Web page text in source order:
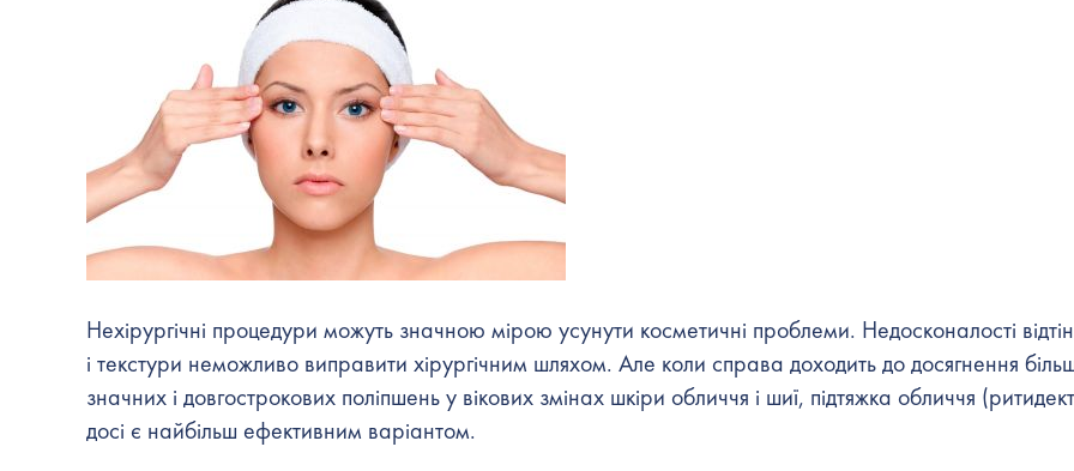
Нехірургічні процедури можуть значною мірою усунути косметичні проблеми. Недосконалості
і текстури неможливо виправити хірургічним шляхом. Але коли справа доходить до досягнення
значних і довгострокових поліпшень у вікових змінах шкіри обличчя і шиї, підтяжка обличчя
досі є найбільш ефективним варіантом.